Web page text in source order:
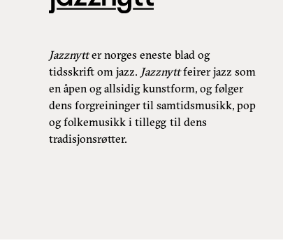
Jazznytter norges eneste blad og
tidsskrift om jazz. Jazznyttfeirer jazz som
en åpen og allsidig kunstform, og følger
dens forgreininger til samtidsmusikk, pop
og folkemusikk i tillegg til dens
tradisjonsrøtter.